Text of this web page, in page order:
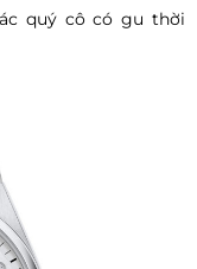
quý cô có gu thời